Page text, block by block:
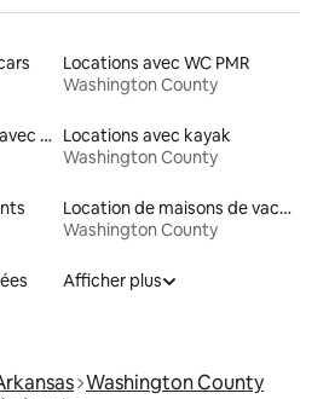
Locations avec WC PMR
Washington County
Locations de vacances avec piscine Locations avec kayak
Washington County
Location de maisons de vacances
Washington County
Afficher plus
Washington County